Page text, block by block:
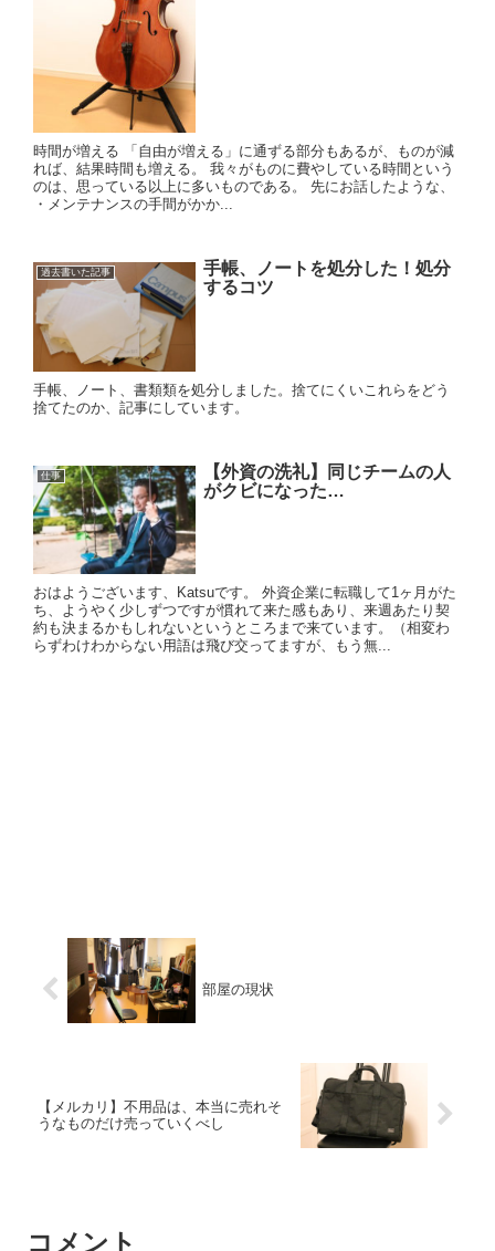
時間が増える 「自由が増える」に通ずる部分もあるが、ものが減
れば、結果時間も増える。 我々がものに費やしている時間という
のは、思っている以上に多いものである。 先にお話したような、
・メンテナンスの手間がかか...
過去書いた記事
手帳、ノートを処分した！処分
するコツ
手帳、ノート、書類類を処分しました。捨てにくいこれらをどう
捨てたのか、記事にしています。
仕事
【外資の洗礼】同じチームの人
がクビになった…
おはようございます、Katsuです。 外資企業に転職して1ヶ月がた
ち、ようやく少しずつですが慣れて来た感もあり、来週あたり契
約も決まるかもしれないというところまで来ています。（相変わ
らずわけわからない用語は飛び交ってますが、もう無...
部屋の現状
【メルカリ】不用品は、本当に売れそ
うなものだけ売っていくべし
コメント